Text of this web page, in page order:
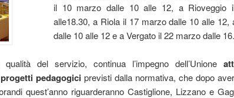
il 10 marzo dalle 10 alle 12, a Rioveggio
alle18.30, a Riola il 17 marzo dalle 10 alle
dalle 10 alle 12 e a Vergato il 22 marzo dalle
del servizio, continua l’impegno dell’Unione
pedagogiciprevisti dalla normativa, che dopo
quest’anno riguarderanno Castiglione, Lizzano e